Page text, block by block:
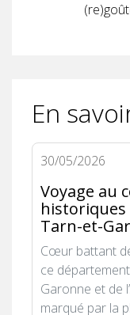
En
30/05/2026
Voyage au
Tarn-et-
Cœur battant
ce
Garonne et de
marqué par la